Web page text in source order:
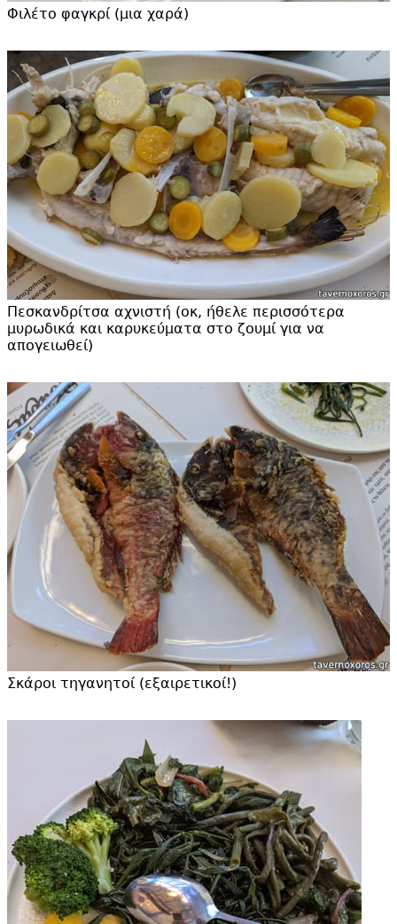
Φιλέτο φαγκρί (μια χαρά)
Πεσκανδρίτσα αχνιστή (οκ, ήθελε περισσότερα
μυρωδικά και καρυκεύματα στο ζουμί για να
απογειωθεί)
Σκάροι τηγανητοί (εξαιρετικοί!)